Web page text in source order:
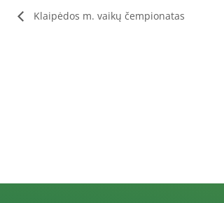
Klaipėdos m. vaikų čempionatas